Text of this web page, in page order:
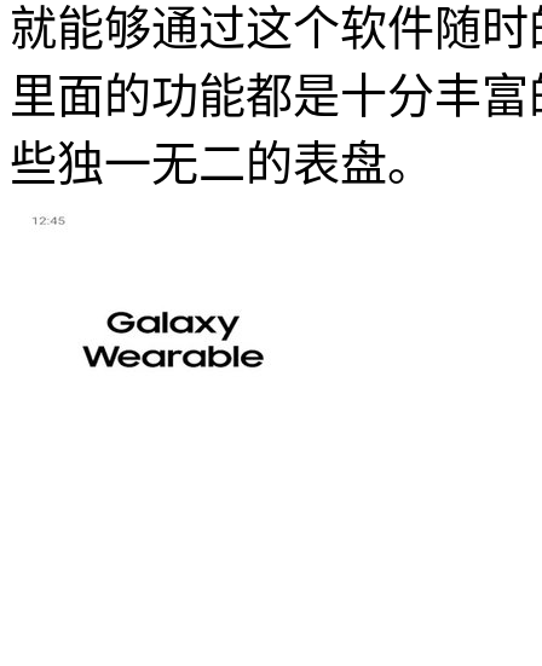
就能够通过这个软件随
里面的功能都是十分丰
些独一无二的表盘。